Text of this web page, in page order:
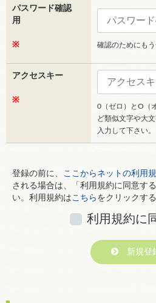
パスワード確認
用
※ 確認のためにも
アクセスキー
※
0（ゼロ）とO（
ど類似文字や大
入力して下さい。
登録の前に、 ここからネットの利用
される場合は、「利用規約に同意す
い。利用規約はこちら をクリックす
利用規約に
新規登